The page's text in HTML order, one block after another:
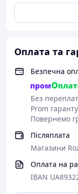
Оплата та
Безпечна
Без переплат
Prom
Повернемо
Післяплата
Магазини
Оплата на
IBAN